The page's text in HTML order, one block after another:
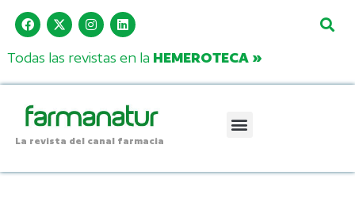
Todas las revistas en la HEMEROTECA »
La revista del canal farmacia